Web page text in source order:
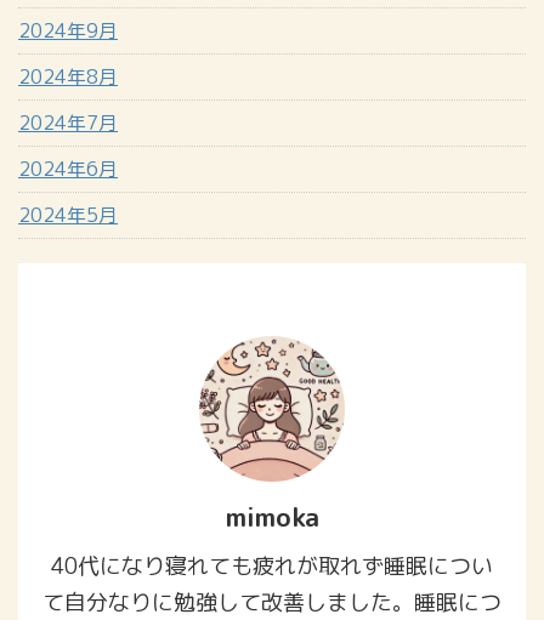
2024年9月
2024年8月
2024年7月
2024年6月
2024年5月
mimoka
40代になり寝れても疲れが取れず睡眠につい
て自分なりに勉強して改善しました。睡眠につ